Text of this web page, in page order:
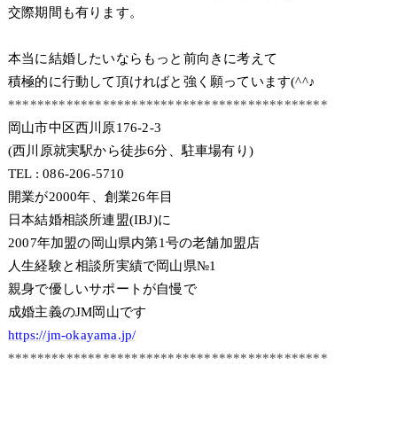
交際期間も有ります。
本当に結婚したいならもっと前向きに考えて
積極的に行動して頂ければと強く願っています(^^♪
********************************************
岡山市中区西川原176-2-3
(西川原就実駅から徒歩6分、駐車場有り)
TEL : 086-206-5710
開業が2000年、創業26年目
日本結婚相談所連盟(IBJ)に
2007年加盟の岡山県内第1号の老舗加盟店
人生経験と相談所実績で岡山県№1
親身で優しいサポートが自慢で
成婚主義のJM岡山です
https://jm-okayama.jp/
********************************************